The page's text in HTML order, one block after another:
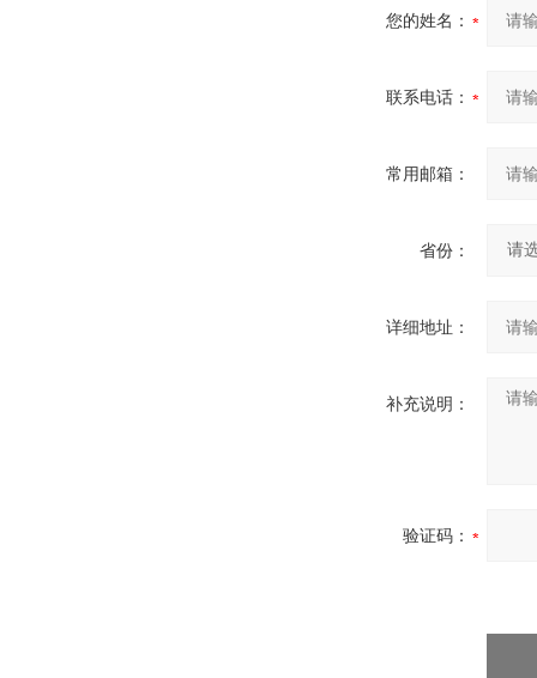
您的姓名：
联系电话：
常用邮箱：
省份：
详细地址：
补充说明：
验证码：